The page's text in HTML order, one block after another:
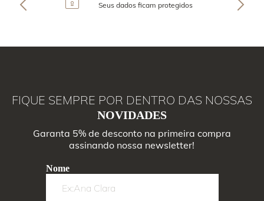
Seus dados ficam protegidos
FIQUE SEMPRE POR DENTRO DAS NOSSAS
NOVIDADES
Garanta 5% de desconto na primeira compra
assinando nossa newsletter!
Nome